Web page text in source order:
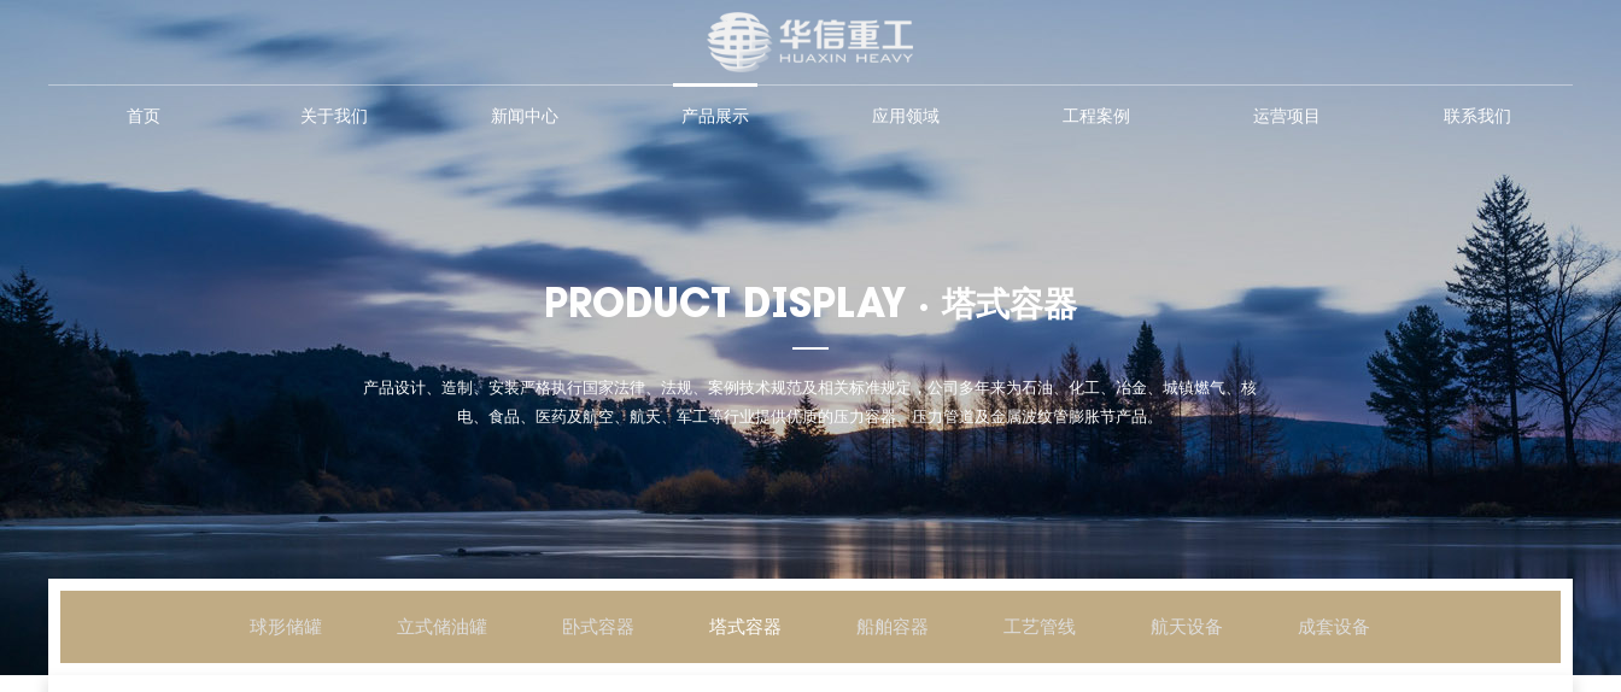
首页 关于我们 新闻中心 产品展示 应用领域 工程案例 运营项目 联系我们
PRODUCT DISPLAY · 塔式容器
产品设计、造制、安装严格执行国家法律、法规、案例技术规范及相关标准规定，公司多年来为石油、化工、冶金、城镇燃气、核
电、食品、医药及航空、航天、军工等行业提供优质的压力容器、压力管道及金属波纹管膨胀节产品。
球形储罐 立式储油罐 卧式容器 塔式容器 船舶容器 工艺管线 航天设备 成套设备